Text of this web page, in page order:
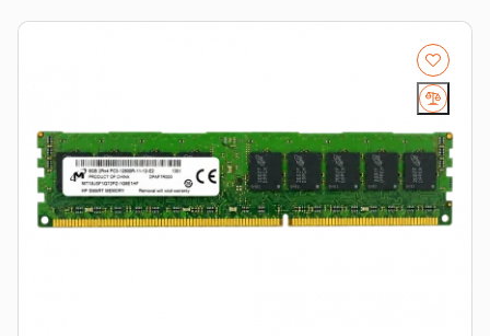
подходящую плату, процессор, память, накопитель или
серверную корзину под вашу конфигурацию. Для серверных
комплектующих особенно важно сверить поколение
платформы, форм-фактор, интерфейс и part number.